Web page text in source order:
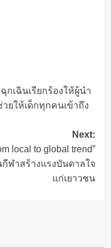
กเฉินเรียกร้องให้ผู้นำ
ยให้เด็กทุกคนเข้าถึง
Next:
local to global trend”
ฬาสร้างแรงบันดาลใจ
แก่เยาวชน